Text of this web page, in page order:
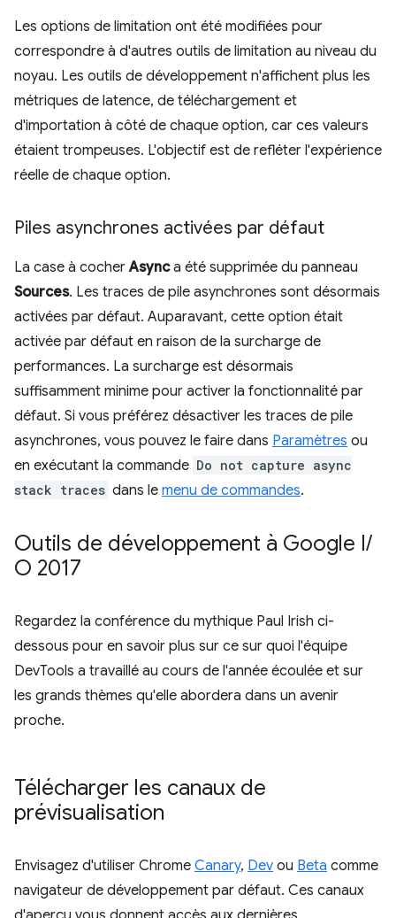
Les options de limitation ont été modifiées pour
correspondre à d'autres outils de limitation au niveau du
noyau. Les outils de développement n'affichent plus les
métriques de latence, de téléchargement et
d'importation à côté de chaque option, car ces valeurs
étaient trompeuses. L'objectif est de refléter l'expérience
réelle de chaque option.
Piles asynchrones activées par défaut
La case à cocherAsynca été supprimée du panneau
Sources. Les traces de pile asynchrones sont désormais
activées par défaut. Auparavant, cette option était
activée par défaut en raison de la surcharge de
performances. La surcharge est désormais
suffisamment minime pour activer la fonctionnalité par
défaut. Si vous préférez désactiver les traces de pile
asynchrones, vous pouvez le faire dans Paramètres ou
en exécutant la commande Do not capture async
stack traces dans le menu de commandes.
Outils de développement à Google I/
O 2017
Regardez la conférence du mythique Paul Irish ci-
dessous pour en savoir plus sur ce sur quoi l'équipe
DevTools a travaillé au cours de l'année écoulée et sur
les grands thèmes qu'elle abordera dans un avenir
proche.
Télécharger les canaux de
prévisualisation
Envisagez d'utiliser Chrome Canary, Dev ou Beta comme
navigateur de développement par défaut. Ces canaux